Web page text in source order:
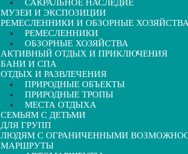
САКРАЛЬНОЕ НАСЛЕДИЕ
МУЗЕИ И ЭКСПОЗИЦИИ
РЕМЕСЛЕННИКИ И ОБЗОРНЫЕ ХОЗЯЙСТВА
РЕМЕСЛЕННИКИ
ОБЗОРНЫЕ ХОЗЯЙСТВА
АКТИВНЫЙ ОТДЫХ И ПРИКЛЮЧЕНИЯ
БАНИ И СПА
ОТДЫХ И РАЗВЛЕЧЕНИЯ
ПРИРОДНЫЕ ОБЪЕКТЫ
ПРИРОДНЫЕ ТРОПЫ
МЕСТА ОТДЫХА
СЕМЬЯМ С ДЕТЬМИ
ДЛЯ ГРУПП
ЛЮДЯМ С ОГРАНИЧЕННЫМИ
МАРШРУТЫ